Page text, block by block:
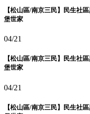
【松山區/南京三民】民生社
堡世家
04/21
【松山區/南京三民】民生社
堡世家
04/21
【松山區/南京三民】民生社